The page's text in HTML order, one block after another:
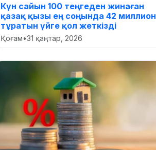
Күн сайын 100 теңгеден жинаған
қазақ қызы ең соңында 42 миллион
тұратын үйге қол жеткізді
Қоғам•31 қаңтар, 2026